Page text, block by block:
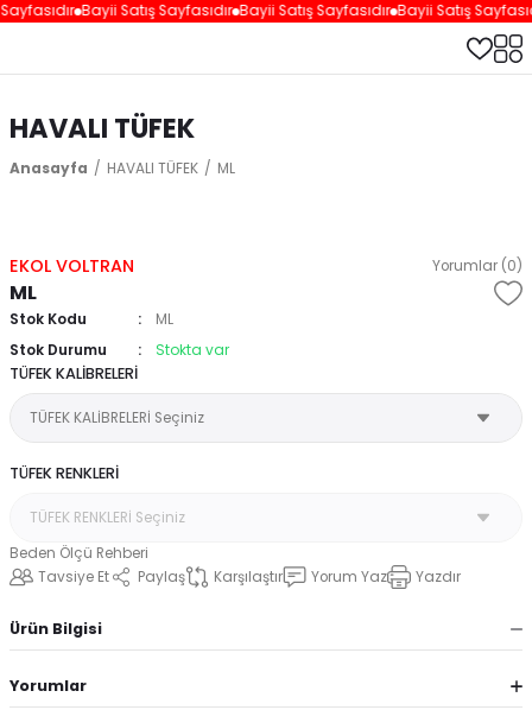
Bayii Satış Sayfasıdır Bayii Satış Sayfasıdır Bayii Satış
HAVALI TÜFEK
Anasayfa HAVALI TÜFEK ML
EKOL VOLTRAN Yorumlar (0)
ML
Stok Kodu
ML
Stok Durumu
Stokta var
TÜFEK KALİBRELERİ
TÜFEK RENKLERİ
Beden Ölçü Rehberi
Tavsiye Et
Paylaş Karşılaştır Yorum Yaz Yazdır
Ürün Bilgisi
Yorumlar